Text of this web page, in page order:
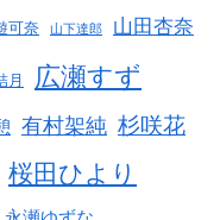
可奈 山下達郎 山田杏奈
月 広瀬すず
有村架純 杉咲花
桜田ひより